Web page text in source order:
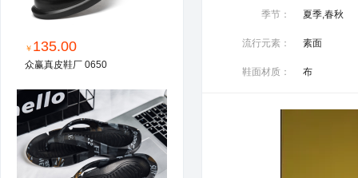
￥ 135.00
众赢真皮鞋厂 0650
季节： 夏季,春秋
流行元素： 素面
鞋面材质： 布